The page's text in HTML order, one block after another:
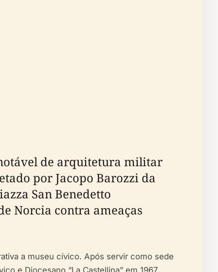
de arquitetura militar
por Jacopo Barozzi da
San Benedetto
Norcia contra ameaças
a museu cívico. Após servir como sede
e Diocesano “La Castellina” em 1967,